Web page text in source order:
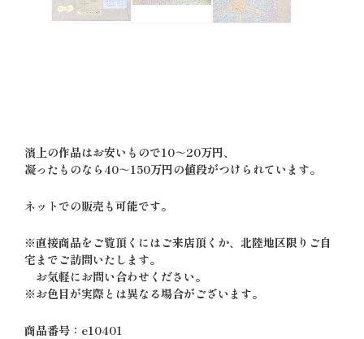
濱上の作品はお安いもので10～20万円、
凝ったものなら40～150万円の値段がつけられています。
ネットでの販売も可能です。
※直接商品をご覧頂くにはご来店頂くか、北陸地区限りご自
宅までご訪問いたします。
お気軽にお問い合わせください。
※お色目が実際とは異なる場合がございます。
商品番号：e10401